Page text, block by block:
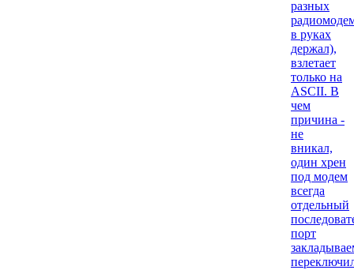
разных
в руках
держал),
взлетает
только на
ASCII. В
чем
причина -
не
вникал,
один хрен
под модем
всегда
отдельный
порт